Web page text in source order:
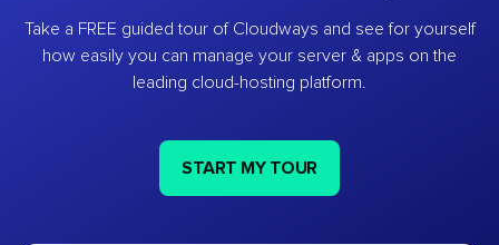
Take a FREE guided tour of Cloudways and see for yourself
how easily you can manage your server & apps on the
leading cloud-hosting platform.
START MY TOUR